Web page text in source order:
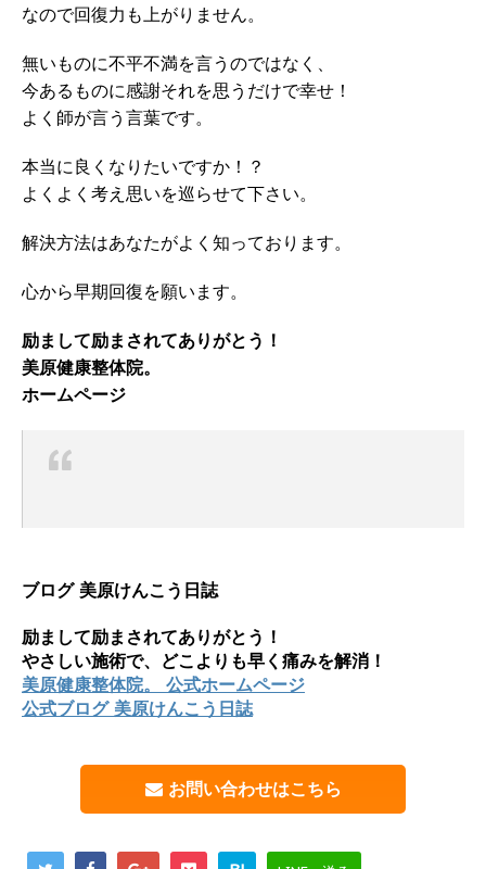
なので回復力も上がりません。
無いものに不平不満を言うのではなく、
今あるものに感謝それを思うだけで幸せ！
よく師が言う言葉です。
本当に良くなりたいですか！？
よくよく考え思いを巡らせて下さい。
解決方法はあなたがよく知っております。
心から早期回復を願います。
励まして励まされてありがとう！
美原健康整体院。
ホームページ
ブログ 美原けんこう日誌
励まして励まされてありがとう！
やさしい施術で、どこよりも早く痛みを解消！
美原健康整体院。 公式ホームページ
公式ブログ 美原けんこう日誌
お問い合わせはこちら